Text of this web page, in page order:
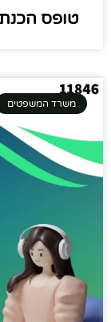
טופס
משרד המשפטים